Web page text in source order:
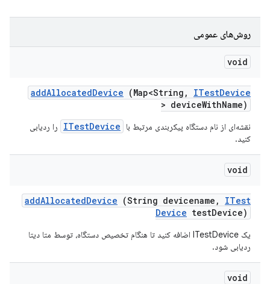
روش‌های عمومی
void
addAllocatedDevice (Map<String , ITestDevice
> deviceWithName)
نقشه‌ای از نام دستگاه پیکربندی مرتبط با ITestDevice
را ردیابی
کنید.
void
addAllocatedDevice (String devicename ,
ITest
Device testDevice)
یک ITestDevice اضافه کنید تا هنگام تخصیص دستگاه، توسط متا دیتا
ردیابی شود.
void